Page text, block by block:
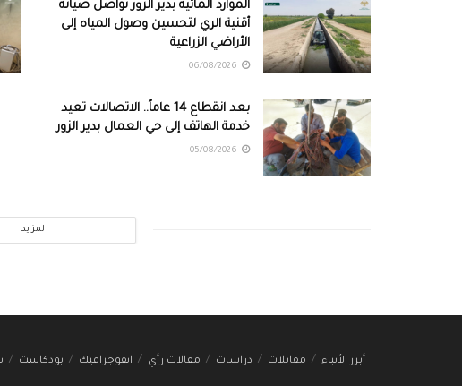
الموارد المائية بدير الزور تواصل صيانة
أقنية الري لتحسين وصول المياه إلى
الأراضي الزراعية
بعد انقطاع 14 عاماً.. الاتصالات تعيد
خدمة الهاتف إلى حي العمال بدير الزور
المزيد
أبرز الأنباء مقابلات دراسات مقالات رأي انفوجرافيك بودكاست